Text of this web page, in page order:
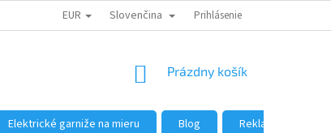
NÁKUPU U NÁS AKO NAKUPOVAŤ VEĽKOOBCHOD
EUR Slovenčina Prihlásenie
NÁKUPNÝ
Prázdny košík
Elektrické garniže na mieru Blog
Reklamácie a